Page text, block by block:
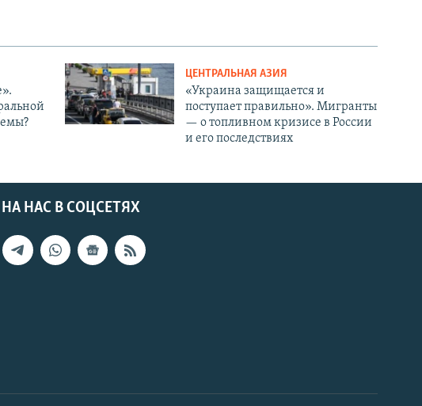
ЦЕНТРАЛЬНАЯ АЗИЯ
«Украина защищается и
поступает правильно». Мигранты
— о топливном кризисе в России
и его последствиях
НАС В СОЦСЕТЯХ